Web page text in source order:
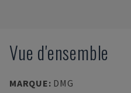
Vue d'ensemble
MARQUE: DMG